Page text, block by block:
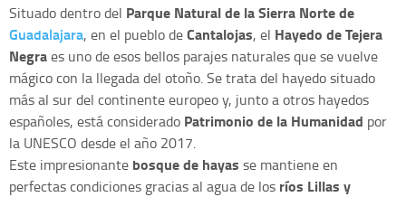
Situado dentro del Parque Natural de la Sierra Norte de
Guadalajara, en el pueblo deCantalojas, el Hayedo de Tejera
Negraes uno de esos bellos parajes naturales que se vuelve
mágico con la llegada del otoño. Se trata del hayedo situado
más al sur del continente europeo y, junto a otros hayedos
españoles, está considerado Patrimonio de la Humanidad por
la UNESCO desde el año 2017.
Este impresionante bosque de hayas se mantiene en
perfectas condiciones gracias al agua de los ríos Lillas y